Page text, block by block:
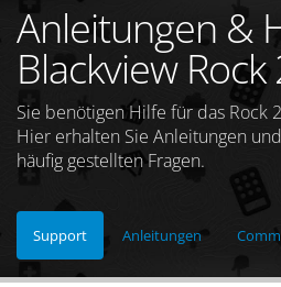
Anleitungen &
Blackview Rock
Sie benötigen Hilfe für das Rock
Hier erhalten Sie Anleitungen
häufig gestellten Fragen.
Support Anleitungen